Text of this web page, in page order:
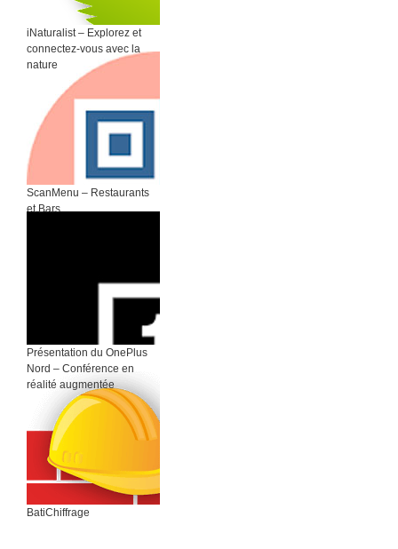
iNaturalist – Explorez et
connectez-vous avec la
nature
ScanMenu – Restaurants
et Bars
Présentation du OnePlus
Nord – Conférence en
réalité augmentée
BatiChiffrage